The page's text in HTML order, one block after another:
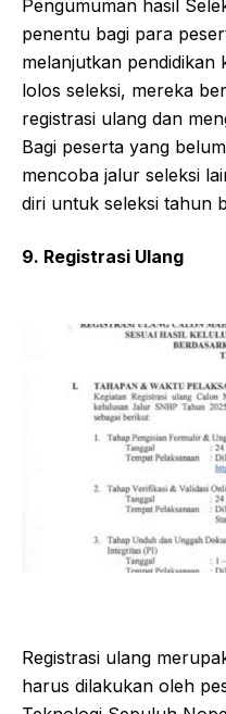
Pengumuman hasil
penentu bagi para
melanjutkan pendidikan
lolos seleksi, mereka
registrasi ulang dan
Bagi peserta yang
mencoba jalur seleksi
diri untuk seleksi tahun
9. Registrasi Ulang
Registrasi ulang
harus dilakukan oleh